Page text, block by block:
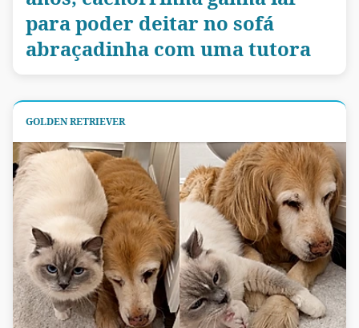
para poder deitar no sofá
abraçadinha com uma tutora
GOLDEN RETRIEVER